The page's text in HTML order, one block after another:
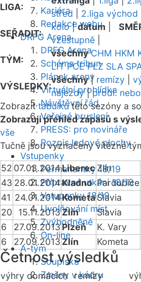
Kariéra
Redakce webu
DRFG Arena
DRFG Arena
Schéma tribun
Plánek areny
Virtuální prohlídka
Návštěvní řád
Veřejné bruslení
PRESS: pro novináře
Rozpis ledové plochy
Vstupenky
Permanentky 18/19
Přípravná utkání 18/19
Vstupenky 18/19
Uvolňování míst
Zvýhodněné
On-line
A-tým
Soupiska
Změny v kádru
LIGA:
střed
2.liga východ
SEŘADIT:
kolo|datum
vzestupně
TÝM:
všechny CHM HKM
LIT PCE PLZ SLA
VÝSLEDKY:
všechny| remízy
nájezdy|prodl.
Zobrazittabulkutéto sezóny a
Zobrazuji přehled zápasů s
vše
Tučně jsou vyznačeny vítězné
52 07.03.2014Liberec Zlín
43 28.01.2014Kladno Pardubice
41 24.01.2014KometaSlavia
20
15.11.2013 Zlín Slavia
6
27.09.2013Plzeň K. Vary
6
27.09.2013 Zlín Kometa
Četnost výsledků
výhry domácíchremízy